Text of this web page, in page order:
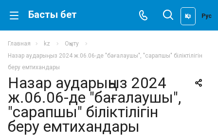
Басты бет Қаз Рус
Главная kz
Оқыту
Назар аударыңыз 2024 ж.06.06-де "бағалаушы", "сарапшы" біліктілігін
беру емтихандары
Назар аударыңыз 2024
ж.06.06-де "бағалаушы",
"сарапшы" біліктілігін
беру емтихандары